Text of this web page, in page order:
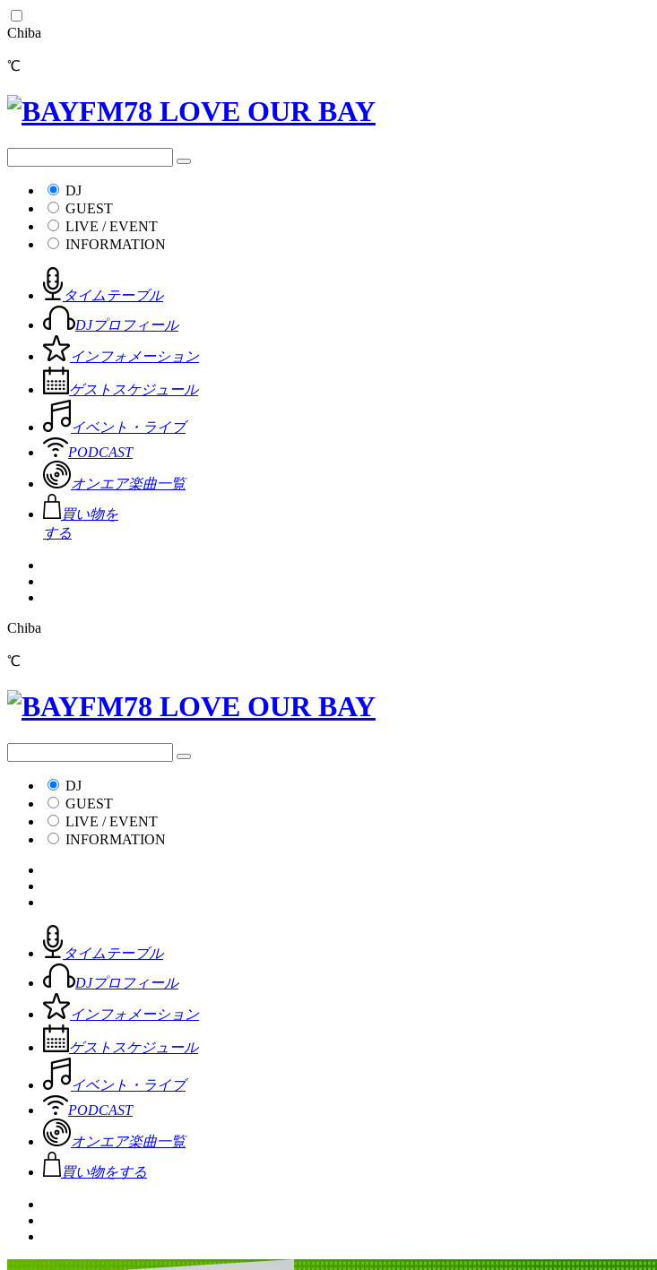
Chiba
℃
DJ
GUEST
LIVE / EVENT
INFORMATION
タイムテーブル
DJプロフィール
インフォメーション
ゲストスケジュール
イベント・ライブ
PODCAST
オンエア楽曲一覧
買い物を
する
Chiba
℃
DJ
GUEST
LIVE / EVENT
INFORMATION
タイムテーブル
DJプロフィール
インフォメーション
ゲストスケジュール
イベント・ライブ
PODCAST
オンエア楽曲一覧
買い物をする